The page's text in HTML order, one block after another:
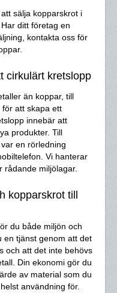
sälja kopparskrot i
ditt företag en
kontakta oss för
cirkulärt kretslopp
än koppar, till
att skapa ett
innebär att
produkter. Till
en rörledning
Vi hanterar
rådande miljölagar.
kopparskrot till
du både miljön och
en tjänst genom att det
och att det inte behövs
Din ekonomi gör du
av material som du
användning för.